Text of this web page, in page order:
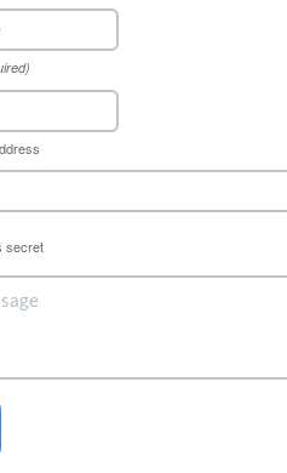
secret